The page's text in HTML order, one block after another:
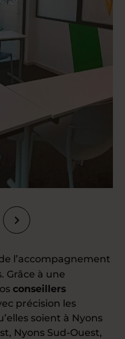
l’accompagnement
Grâce à une
conseillers
précision les
soient à Nyons
Nyons Sud-Ouest,